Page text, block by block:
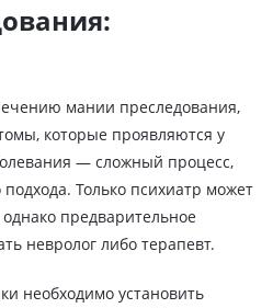
мании преследования,
которые проявляются у
— сложный процесс,
Только психиатр может
предварительное
невролог либо терапевт.
необходимо установить